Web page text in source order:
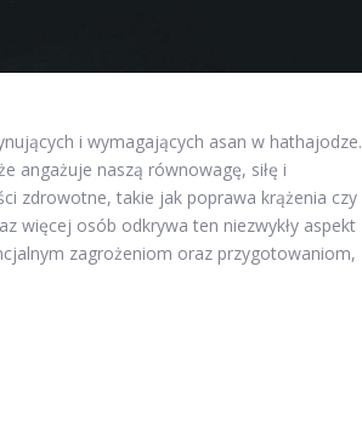
i wymagających asan w hathajodze.
angażuje naszą równowagę, siłę i
zdrowotne, takie jak poprawa krążenia czy
więcej osób odkrywa ten niezwykły aspekt
zagrożeniom oraz przygotowaniom,